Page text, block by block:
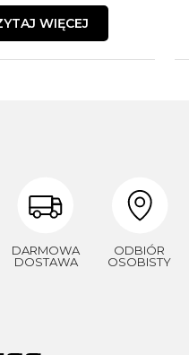
WIĘCEJ
DARMOWA
DOSTAWA
ODBIÓR
OSOBISTY